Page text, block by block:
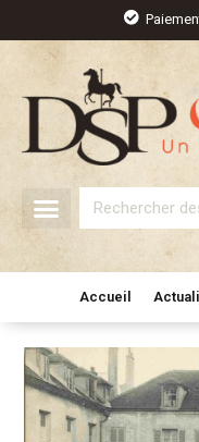
contenu
Rechercher
Accueil